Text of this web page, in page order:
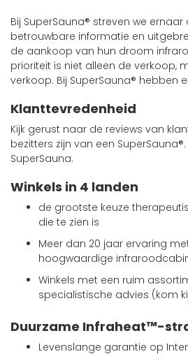
Bij SuperSauna® streven we
betrouwbare informatie en
de aankoop van hun droom
prioriteit is niet alleen de verkoop,
verkoop. Bij SuperSauna® hebben
Klanttevredenheid
Kijk gerust naar de reviews van
bezitters zijn van een
SuperSauna.
Winkels in 4 landen
de grootste keuze
die te zien is
Meer dan 20 jaar ervaring
hoogwaardige
Winkels met een ruim
specialistische advies (kom
Duurzame Infraheat™-
Levenslange garantie op